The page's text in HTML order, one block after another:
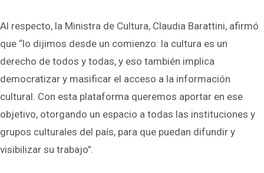
Al respecto, la Ministra de Cultura, Claudia Barattini, afirmó
que “lo dijimos desde un comienzo: la cultura es un
derecho de todos y todas, y eso también implica
democratizar y masificar el acceso a la información
cultural. Con esta plataforma queremos aportar en ese
objetivo, otorgando un espacio a todas las instituciones y
grupos culturales del país, para que puedan difundir y
visibilizar su trabajo”.